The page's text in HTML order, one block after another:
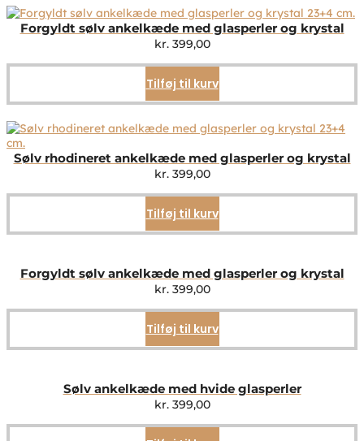
Forgyldt sølv ankelkæde med glasperler og krystal
kr.399,00
Tilføj til kurv
Sølv rhodineret ankelkæde med glasperler og krystal
kr.399,00
Tilføj til kurv
Forgyldt sølv ankelkæde med glasperler og krystal
kr.399,00
Tilføj til kurv
Sølv ankelkæde med hvide glasperler
kr.399,00